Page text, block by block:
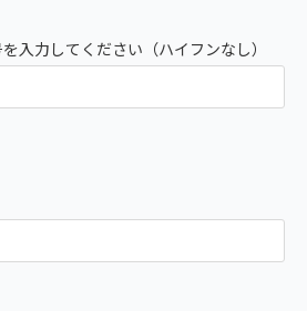
入力してください（ハイフンなし）